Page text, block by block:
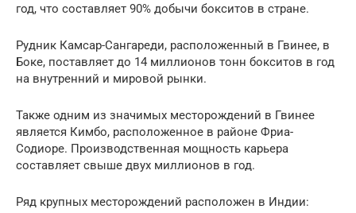
год, что составляет 90% добычи бокситов в стране.
Рудник Камсар-Сангареди, расположенный в Гвинее, в
Боке, поставляет до 14 миллионов тонн бокситов в год
на внутренний и мировой рынки.
Также одним из значимых месторождений в Гвинее
является Кимбо, расположенное в районе Фриа-
Содиоре. Производственная мощность карьера
составляет свыше двух миллионов в год.
Ряд крупных месторождений расположен в Индии: